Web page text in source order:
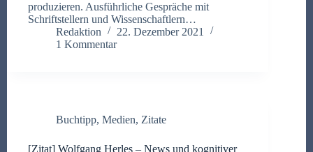
produzieren. Ausführliche Gespräche mit
Schriftstellern und Wissenschaftlern…
Redaktion
22. Dezember 2021
1 Kommentar
Buchtipp, Medien, Zitate
[Zitat] Wolfgang Herles – News und kognitiver